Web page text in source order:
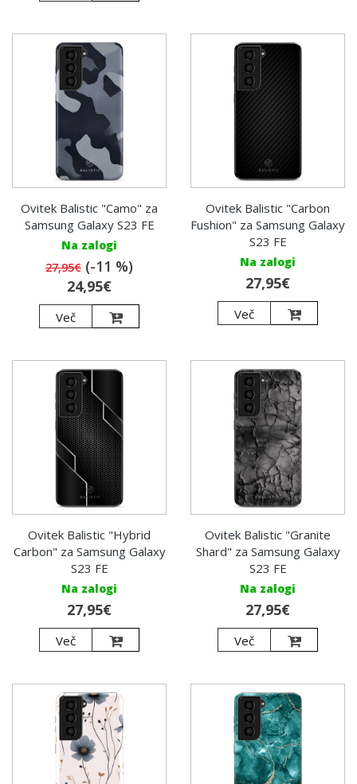
Ovitek Balistic "Camo" za
Samsung Galaxy S23 FE
Na zalogi
27,95€ (-11 %)
24,95€
Več
Ovitek Balistic "Carbon
Fushion" za Samsung Galaxy
S23 FE
Na zalogi
27,95€
Več
Ovitek Balistic "Hybrid
Carbon" za Samsung Galaxy
S23 FE
Na zalogi
27,95€
Več
Ovitek Balistic "Granite
Shard" za Samsung Galaxy
S23 FE
Na zalogi
27,95€
Več